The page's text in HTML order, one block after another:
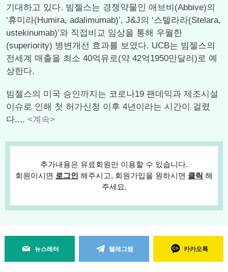
기대하고 있다. 빔젤스는 경쟁약물인 애브비(Abbive)의
‘휴미라(Humira, adalimumab)’, J&J의 ‘스텔라라(Stelara,
ustekinumab)’와 직접비교 임상을 통해 우월한
(superiority) 병변개선 효과를 보였다. UCB는 빔젤스의
전세계 매출을 최소 40억유로(약 42억1950만달러)로 예
상한다.
빔젤스의 미국 승인까지는 코로나19 팬데믹과 제조시설
이슈로 인해 첫 허가신청 이후 4년이라는 시간이 걸렸
다.... <계속>
추가내용은 유료회원만 이용할 수 있습니다.
회원이시면 로그인 해주시고, 회원가입을 원하시면 클릭 해
주세요.
뉴스레터 텔레그램 카카오톡